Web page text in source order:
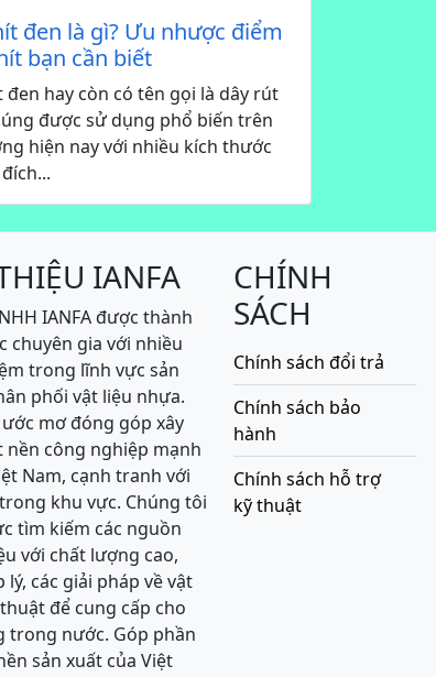
đen là gì? Ưu nhược điểm
bạn cần biết
đen hay còn có tên gọi là dây rút
được sử dụng phổ biến trên
hiện nay với nhiều kích thước
IANFA
IANFA được thành
chuyên gia với nhiều
trong lĩnh vực sản
phối vật liệu nhựa.
ước mơ đóng góp xây
công nghiệp mạnh
Nam, cạnh tranh với
khu vực. Chúng tôi
tìm kiếm các nguồn
với chất lượng cao,
lý, các giải pháp về vật
để cung cấp cho
trong nước. Góp phần
sản xuất của Việt
CHÍNH
SÁCH
Chính sách đổi trả
Chính sách bảo
hành
Chính sách hỗ trợ
kỹ thuật